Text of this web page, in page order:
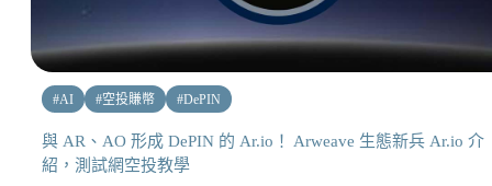
#AI #空投賺幣 #DePIN
與 AR、AO 形成 DePIN 的 Ar.io！ Arweave 生態新兵 Ar.io 介
紹，測試網空投教學